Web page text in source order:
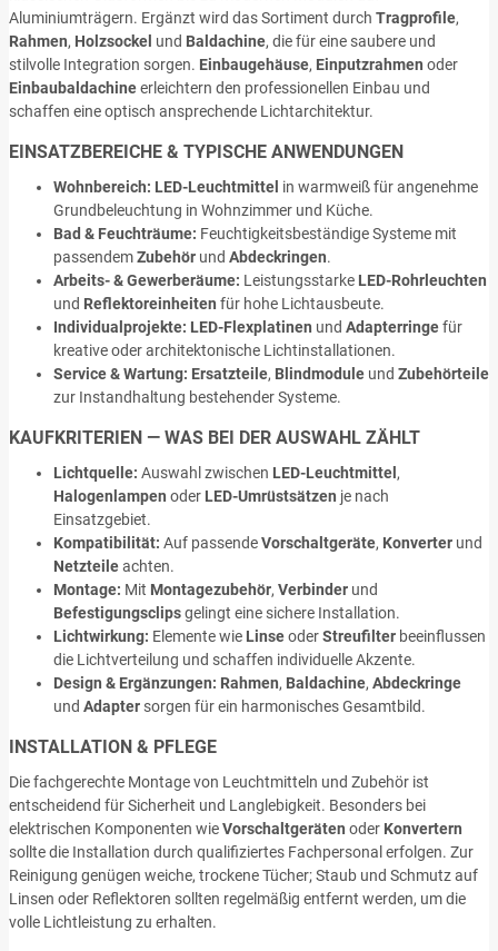
Aluminiumträgern. Ergänzt wird das Sortiment durch Tragprofile,
Rahmen, Holzsockel und Baldachine, die für eine saubere und
stilvolle Integration sorgen. Einbaugehäuse, Einputzrahmen oder
Einbaubaldachineerleichtern den professionellen Einbau und
schaffen eine optisch ansprechende Lichtarchitektur.
EINSATZBEREICHE & TYPISCHE ANWENDUNGEN
Wohnbereich: LED-Leuchtmittel in warmweiß für angenehme
Grundbeleuchtung in Wohnzimmer und Küche.
Bad & Feuchträume: Feuchtigkeitsbeständige Systeme mit
passendemZubehör und Abdeckringen.
Arbeits- & Gewerberäume: Leistungsstarke LED-Rohrleuchten
und Reflektoreinheiten für hohe Lichtausbeute.
Individualprojekte: LED-Flexplatinen und Adapterringefür
kreative oder architektonische Lichtinstallationen.
Service & Wartung: Ersatzteile, Blindmodule und Zubehörteile
zur Instandhaltung bestehender Systeme.
KAUFKRITERIEN — WAS BEI DER AUSWAHL ZÄHLT
Lichtquelle: Auswahl zwischen LED-Leuchtmittel,
Halogenlampen oder LED-Umrüstsätzen je nach
Einsatzgebiet.
Kompatibilität: Auf passendeVorschaltgeräte, Konverter und
Netzteileachten.
Montage: Mit Montagezubehör, Verbinder und
Befestigungsclipsgelingt eine sichere Installation.
Lichtwirkung: Elemente wie LinseoderStreufilter beeinflussen
die Lichtverteilung und schaffen individuelle Akzente.
Design & Ergänzungen: Rahmen, Baldachine, Abdeckringe
und Adapter sorgen für ein harmonisches Gesamtbild.
INSTALLATION & PFLEGE
Die fachgerechte Montage von Leuchtmitteln und Zubehör ist
entscheidend für Sicherheit und Langlebigkeit. Besonders bei
elektrischen Komponenten wieVorschaltgeräten oder Konvertern
sollte die Installation durch qualifiziertes Fachpersonal erfolgen. Zur
Reinigung genügen weiche, trockene Tücher; Staub und Schmutz auf
Linsen oder Reflektoren sollten regelmäßig entfernt werden, um die
volle Lichtleistung zu erhalten.